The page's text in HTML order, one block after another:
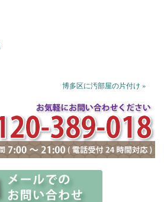
博多区に汚部屋の片付け »